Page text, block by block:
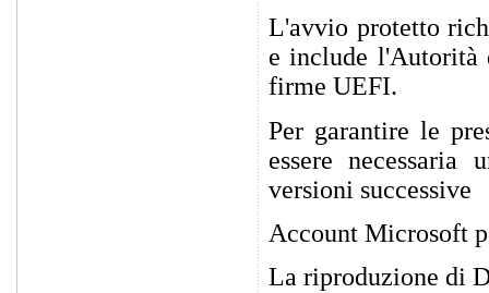
L'avvio protetto
e include l'Autorità
firme UEFI.
Per garantire le
essere
versioni successive
Account Microsoft
La riproduzione di